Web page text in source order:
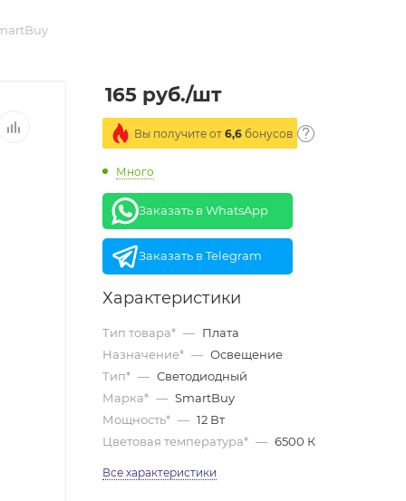
165 руб./шт
Вы получите от 6,6 бонусов
Много
Заказать в WhatsApp
Заказать в Telegram
Характеристики
Тип товара* — Плата
Назначение* — Освещение
Тип* — Светодиодный
Марка* — SmartBuy
Мощность* — 12 Вт
Цветовая температура* — 6500 К
Все характеристики